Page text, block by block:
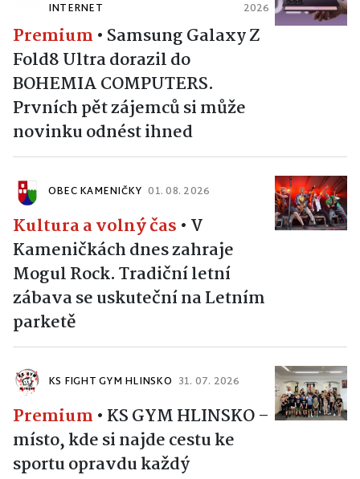
INTERNET
2026
Premium • Samsung Galaxy Z
Fold8 Ultra dorazil do
BOHEMIA COMPUTERS.
Prvních pět zájemců si může
novinku odnést ihned
OBEC KAMENIČKY 01. 08. 2026
Kultura a volný čas • V
Kameničkách dnes zahraje
Mogul Rock. Tradiční letní
zábava se uskuteční na Letním
parketě
KS FIGHT GYM HLINSKO 31. 07. 2026
Premium • KS GYM HLINSKO –
místo, kde si najde cestu ke
sportu opravdu každý